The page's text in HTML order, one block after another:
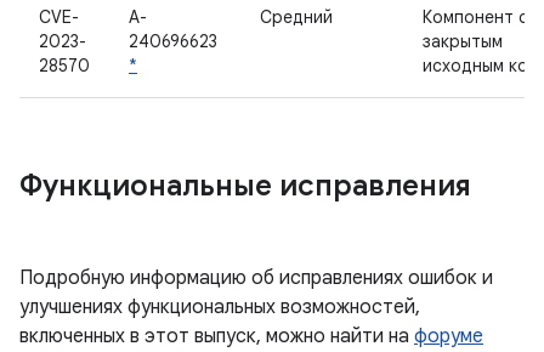
CVE-
2023-
28570
A-
240696623
*
Средний
Компонент с
закрытым
исходным
Функциональные исправления
Подробную информацию об исправлениях ошибок и
улучшениях функциональных возможностей,
включенных в этот выпуск, можно найти на форуме